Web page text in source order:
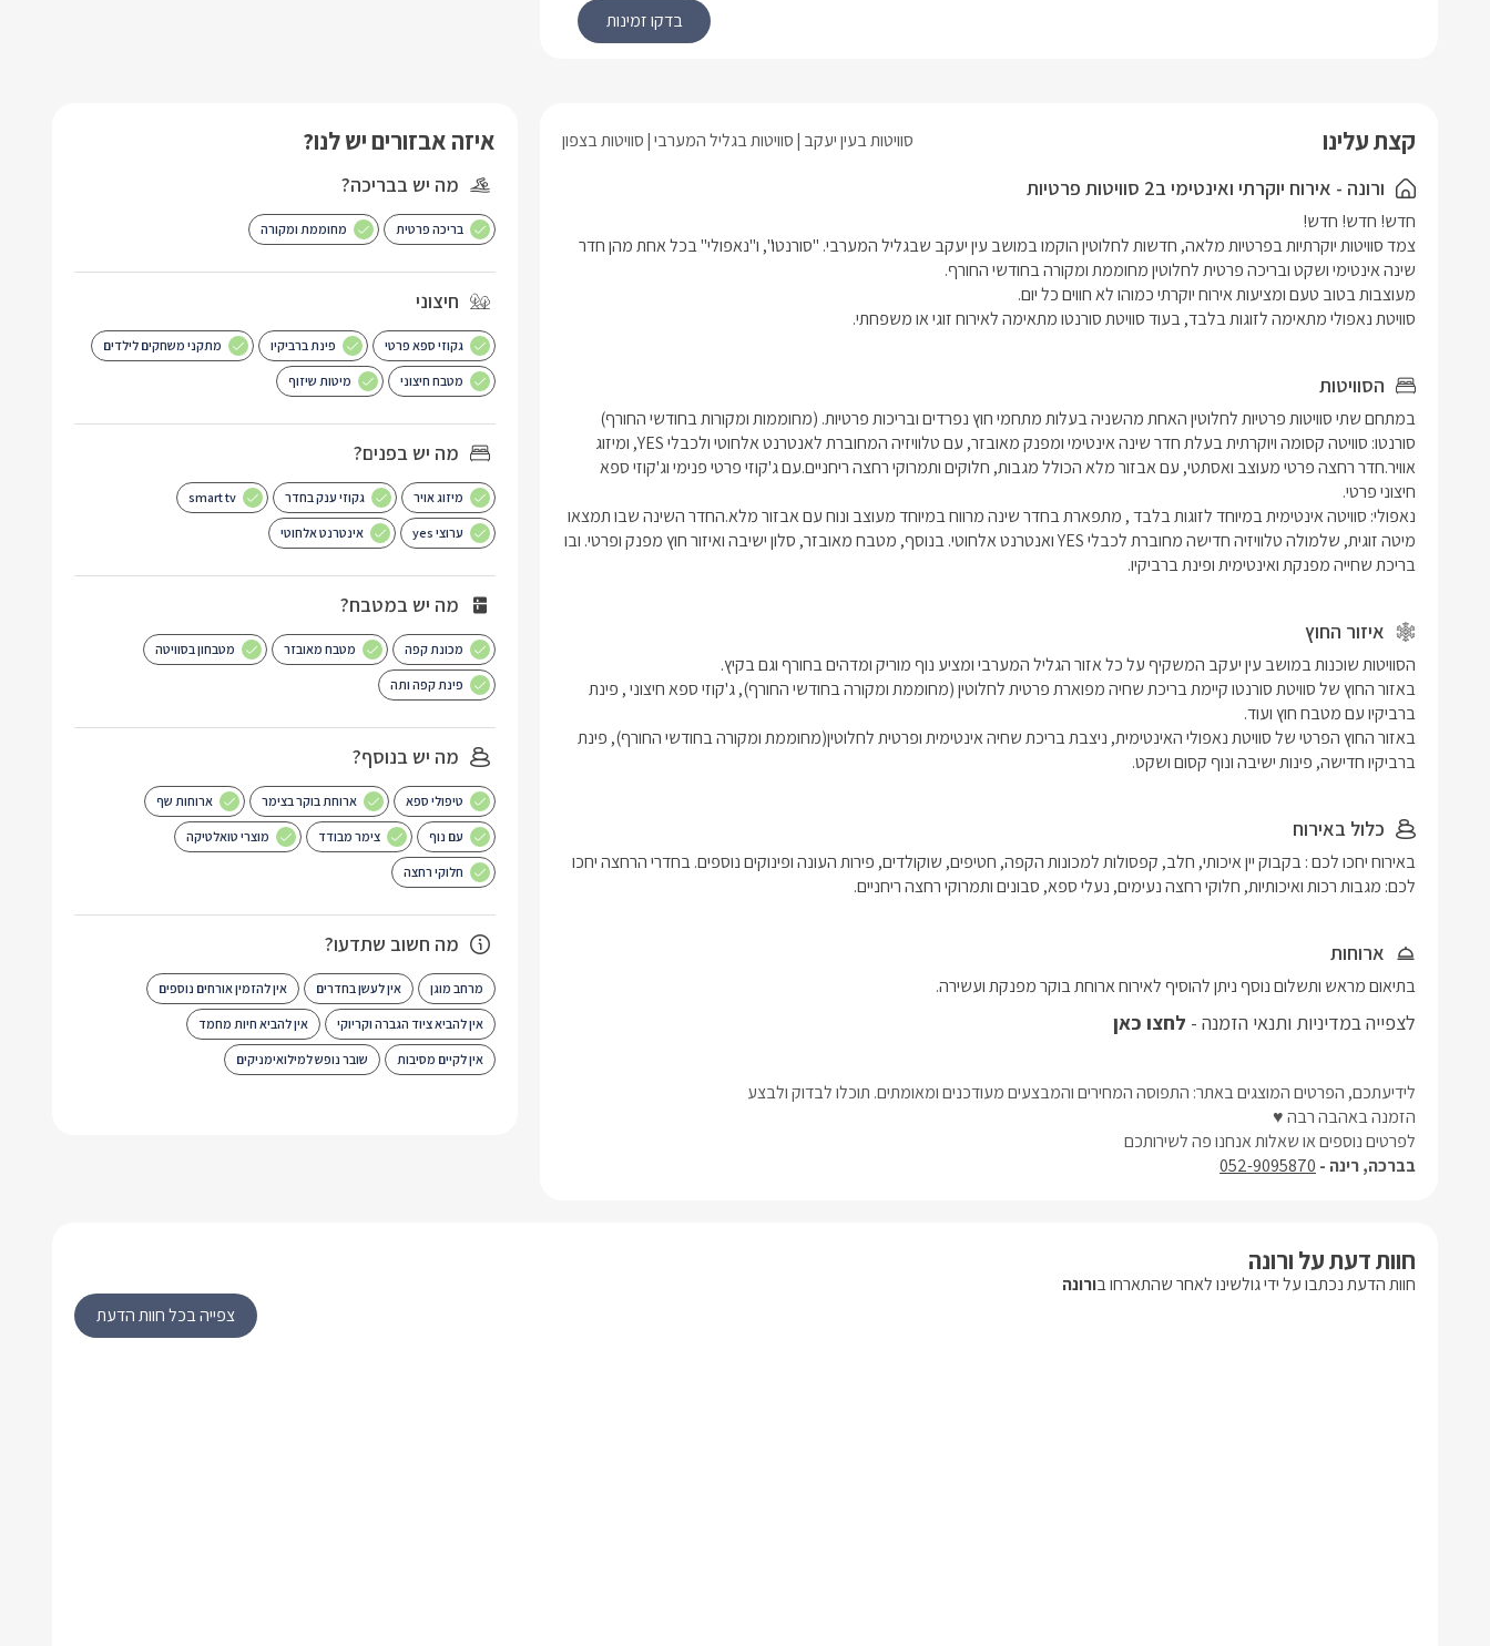
קצת עלינו סוויטות בעין יעקב סוויטות בגליל המערבי סוויטות בצפון
ורונה - אירוח יוקרתי ואינטימי ב2 סוויטות פרטיות
סוויטת נאפולי מתאימה לזוגות בלבד, בעוד סוויטת סורנטו מתאימה לאירוח זוגי או משפחתי.
הסוויטות
בריכת שחייה מפנקת ואינטימית ופינת ברביקיו.
איזור החוץ
ברביקיו חדישה, פינות ישיבה ונוף קסום ושקט.
כלול באירוח
לכם: מגבות רכות ואיכותיות, חלוקי רחצה נעימים, נעלי ספא, סבונים ותמרוקי רחצה ריחניים.
ארוחות
בתיאום מראש ותשלום נוסף ניתן להוסיף לאירוח ארוחת בוקר מפנקת ועשירה.
לצפייה במדיניות ותנאי הזמנה - לחצו כאן
לידיעתכם, הפרטים המוצגים באתר: התפוסה המחירים והמבצעים מעודכנים ומאומתים. תוכלו לבדוק ולבצע
הזמנה באהבה רבה ♥
לפרטים נוספים או שאלות אנחנו פה לשירותכם
בברכה, רינה - 052-9095870
איזה אבזורים יש לנו?
מה יש בבריכה?
בריכה פרטית מחוממת ומקורה
חיצוני
גקוזי ספא פרטי פינת ברביקיו מתקני משחקים לילדים
מטבח חיצוני מיטות שיזוף
מה יש בפנים?
מיזוג אויר גקוזי ענק בחדר smart tv
ערוצי yes אינטרנט אלחוטי
מה יש במטבח?
מכונת קפה מטבח מאובזר מטבחון בסוויטה
פינת קפה ותה
מה יש בנוסף?
טיפולי ספא ארוחת בוקר בצימר ארוחות שף
עם נוף צימר מבודד מוצרי טואלטיקה
חלוקי רחצה
מה חשוב שתדעו?
מרחב מוגן אין לעשן בחדרים אין להזמין אורחים נוספים
אין להביא ציוד הגברה וקריוקי אין להביא חיות מחמד
אין לקיים מסיבות שובר נופש למילואימניקים
חוות דעת על ורונה
חוות הדעת נכתבו על ידי גולשינו לאחר שהתארחו בורונה
צפייה בכל חוות הדעת